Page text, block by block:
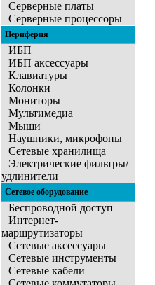
Серверные платы
Серверные процессоры
Периферия
ИБП
ИБП аксессуары
Клавиатуры
Колонки
Мониторы
Мультимедиа
Мыши
Наушники, микрофоны
Сетевые хранилища
Электрические фильтры/
удлинители
Сетевое оборудование
Беспроводной доступ
Интернет-
маршрутизаторы
Сетевые аксессуары
Сетевые инструменты
Сетевые кабели